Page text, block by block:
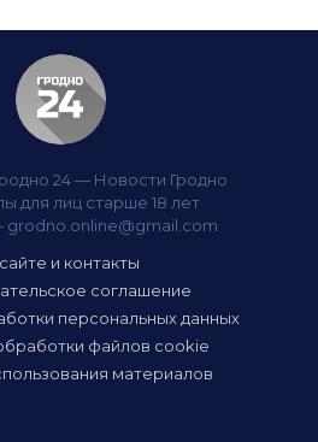
24 — Новости Гродно
для лиц старше 18 лет
grodno.online@gmail.com
и контакты
соглашение
персональных данных
файлов cookie
материалов